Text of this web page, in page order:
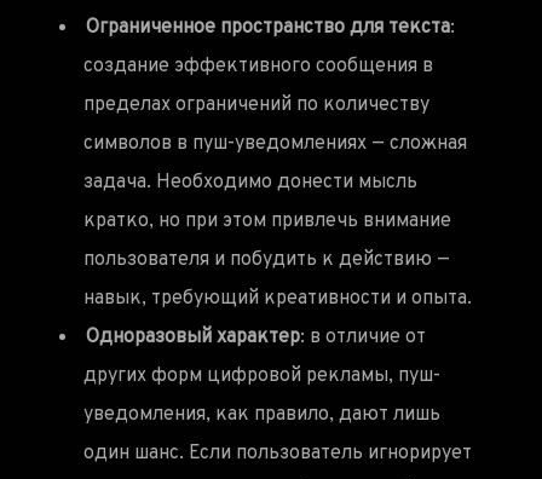
Ограниченное пространство для текста:
создание эффективного сообщения в
пределах ограничений по количеству
символов в пуш-уведомлениях — сложная
задача. Необходимо донести мысль
кратко, но при этом привлечь внимание
пользователя и побудить к действию —
навык, требующий креативности и опыта.
Одноразовый характер: в отличие от
других форм цифровой рекламы, пуш-
уведомления, как правило, дают лишь
один шанс. Если пользователь игнорирует